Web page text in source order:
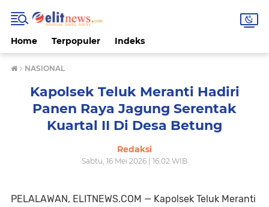
Home Terpopuler Indeks
› NASIONAL
Kapolsek Teluk Meranti Hadiri
Panen Raya Jagung Serentak
Kuartal II Di Desa Betung
Redaksi
Sabtu, 16 Mei 2026 | 16:02 WIB
PELALAWAN, ELITNEWS.COM — Kapolsek Teluk Meranti